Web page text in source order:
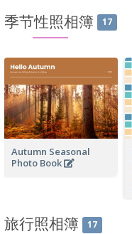
季节性照相簿 17
Autumn Seasonal
Photo Book
旅行照相簿 17